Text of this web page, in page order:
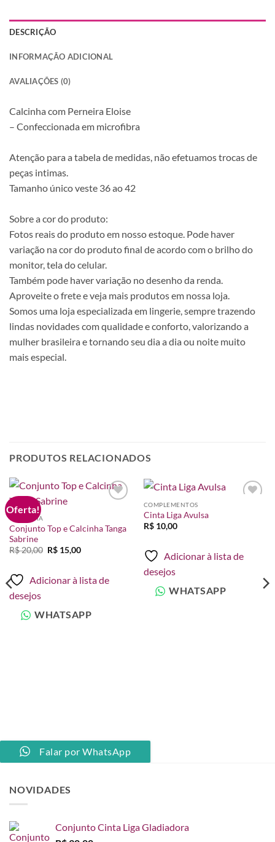
DESCRIÇÃO
INFORMAÇÃO ADICIONAL
AVALIAÇÕES (0)
Calcinha com Perneira Eloise
– Confeccionada em microfibra
Atenção para a tabela de medidas, não efetuamos trocas de
peças intimas.
Tamanho único veste 36 ao 42
Sobre a cor do produto:
Fotos reais do produto em nosso estoque. Pode haver
variação na cor do produto final de acordo com o brilho do
monitor, tela do celular.
Também pode haver variação no desenho da renda.
Aproveite o frete e veja mais produtos em nossa loja.
Somos uma loja especializada em lingerie, sempre trazendo
lindas novidades com qualidade e conforto, valorizando a
mulher brasileira e tornando seu dia a dia ou noite muito
mais especial.
PRODUTOS RELACIONADOS
Oferta!
desejos
CALCINHA
Conjunto Top e Calcinha Tanga
Sabrine
R$20,00 O
R$ 20,00.
R$15,00O
R$ 15,00.
Adicionar à lista de
desejos
WHATSAPP
COMPLEMENTOS
Cinta Liga Avulsa
R$10,00
Adicionar à lista de
desejos
WHATSAPP
Falar por WhatsApp
NOVIDADES
Conjunto Cinta Liga Gladiadora